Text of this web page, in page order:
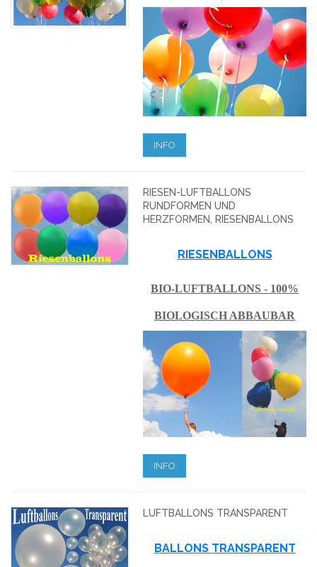
INFO
RIESEN-LUFTBALLONS
RUNDFORMEN UND
HERZFORMEN, RIESENBALLONS
RIESENBALLONS
BIO-LUFTBALLONS - 100%
BIOLOGISCH ABBAUBAR
INFO
LUFTBALLONS TRANSPARENT
BALLONS TRANSPARENT